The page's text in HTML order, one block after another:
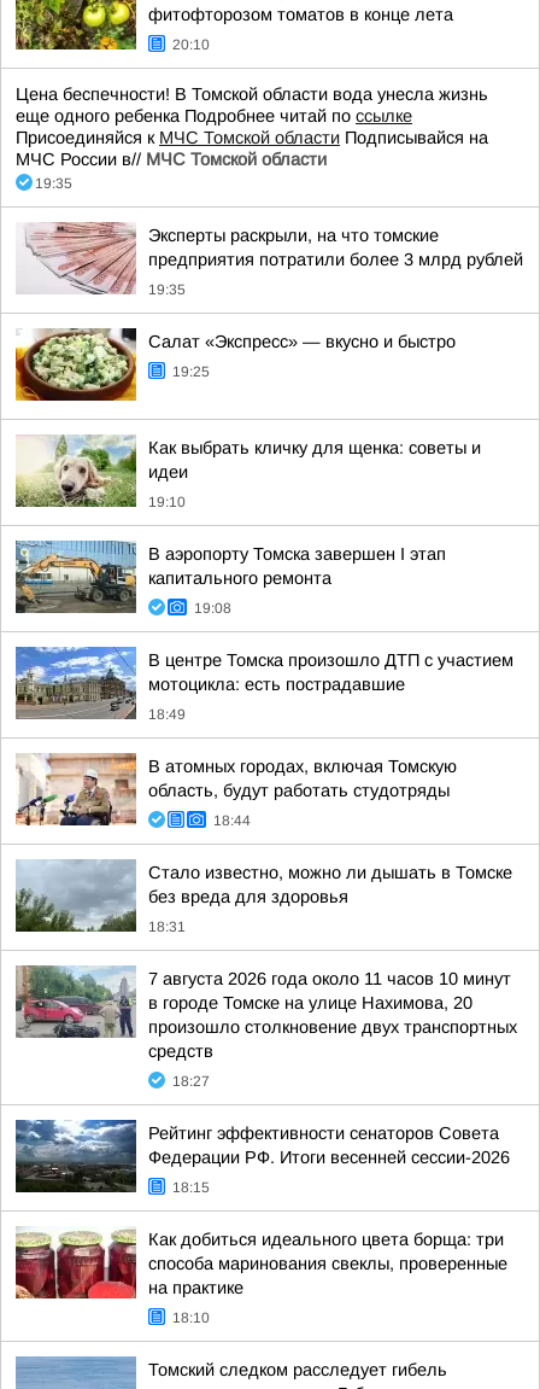
фитофторозом томатов в конце лета
20:10
Цена беспечности! В Томской области вода унесла жизнь
еще одного ребенка Подробнее читай по ссылке
Присоединяйся к МЧС Томской области Подписывайся на
МЧС России в// МЧС Томской области
19:35
Эксперты раскрыли, на что томские
предприятия потратили более 3 млрд рублей
19:35
Салат «Экспресс» — вкусно и быстро
19:25
Как выбрать кличку для щенка: советы и
идеи
19:10
В аэропорту Томска завершен I этап
капитального ремонта
19:08
В центре Томска произошло ДТП с участием
мотоцикла: есть пострадавшие
18:49
В атомных городах, включая Томскую
область, будут работать студотряды
18:44
Стало известно, можно ли дышать в Томске
без вреда для здоровья
18:31
7 августа 2026 года около 11 часов 10 минут
в городе Томске на улице Нахимова, 20
произошло столкновение двух транспортных
средств
18:27
Рейтинг эффективности сенаторов Совета
Федерации РФ. Итоги весенней сессии-2026
18:15
Как добиться идеального цвета борща: три
способа маринования свеклы, проверенные
на практике
18:10
Томский следком расследует гибель